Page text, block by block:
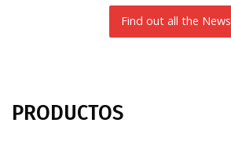
Find out all the News
PRODUCTOS